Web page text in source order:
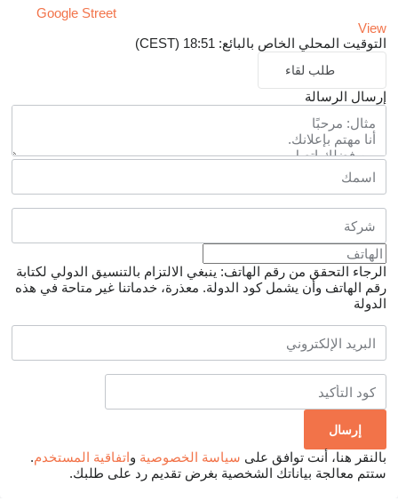
Google Street
View
التوقيت المحلي الخاص بالبائع: 18:51 (CEST)
طلب لقاء
إرسال الرسالة
الرجاء التحقق من رقم الهاتف: ينبغي الالتزام بالتنسيق الدولي لكتابة
رقم الهاتف وأن يشمل كود الدولة. معذرة، خدماتنا غير متاحة في هذه
الدولة
بالنقر هنا، أنت توافق على سياسة الخصوصية واتفاقية المستخدم.
ستتم معالجة بياناتك الشخصية بغرض تقديم رد على طلبك.